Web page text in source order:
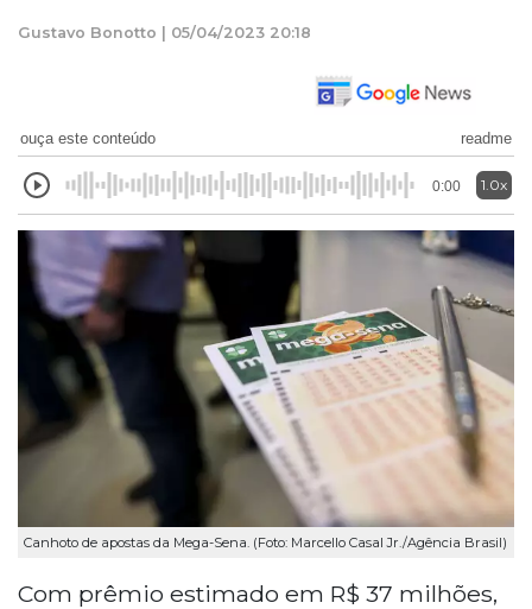
Gustavo Bonotto | 05/04/2023 20:18
ouça este conteúdo readme
0:00 1.0x
Canhoto de apostas da Mega-Sena. (Foto: Marcello Casal Jr./Agência Brasil)
Com prêmio estimado em R$ 37 milhões,